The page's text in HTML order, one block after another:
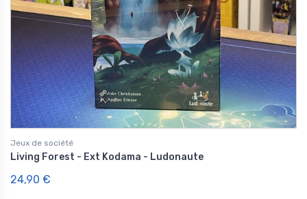
Jeux de société
Living Forest - Ext Kodama - Ludonaute
24,90 €